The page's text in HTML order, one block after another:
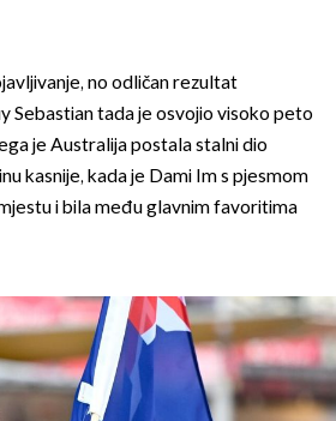
no odličan rezultat
Sebastian tada je osvojio visoko peto
je Australija postala stalni dio
kasnije, kada je Dami Im s pjesmom
i bila među glavnim favoritima